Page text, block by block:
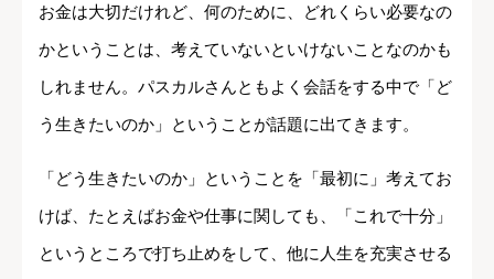
お金は大切だけれど、何のために、どれくらい必要なの
かということは、考えていないといけないことなのかも
しれません。パスカルさんともよく会話をする中で「ど
う生きたいのか」ということが話題に出てきます。
「どう生きたいのか」ということを「最初に」考えてお
けば、たとえばお金や仕事に関しても、「これで十分」
というところで打ち止めをして、他に人生を充実させる